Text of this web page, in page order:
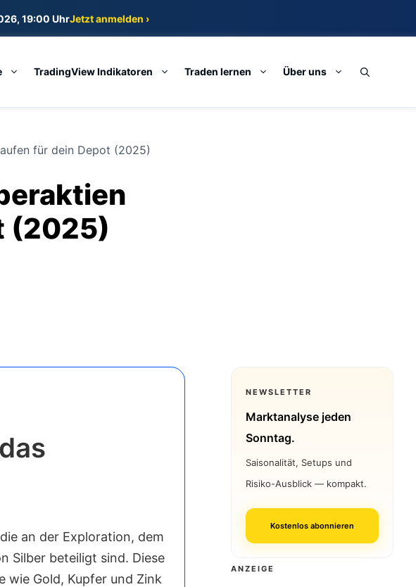
19:00 UhrJetzt anmelden ›
TradingView Indikatoren Traden lernen Über uns
für dein Depot (2025)
(2025)
an der Exploration, dem
Silber beteiligt sind. Diese
wie Gold, Kupfer und Zink
NEWSLETTER
Marktanalyse jeden
Sonntag.
Saisonalität, Setups und
Risiko-Ausblick — kompakt.
Kostenlos abonnieren
ANZEIGE